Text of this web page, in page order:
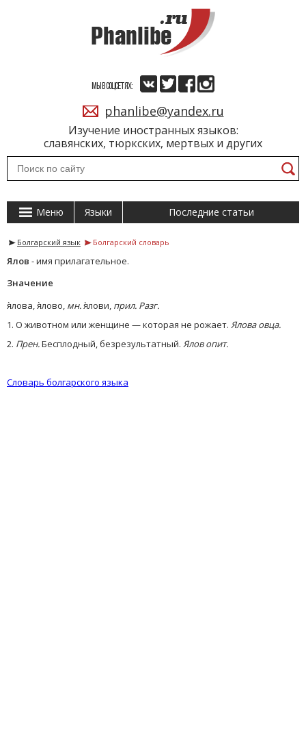
Изучение иностранных языков:
славянских, тюркских, мертвых и других
МЫ В СОЦСЕТЯХ:
phanlibe@yandex.ru
Меню Языки Последние статьи
Болгарский язык Болгарский словарь
Ялов - имя прилагательное.
Значение
я̀лова, я̀лово, мн.я̀лови, прил. Разг.
1. О животном или женщине — которая не рожает. Ялова овца.
2. Прен.Бесплодный, безрезультатный. Ялов опит.
Словарь болгарского языка